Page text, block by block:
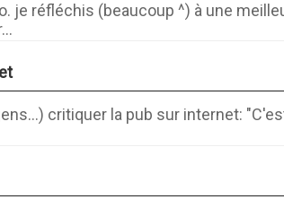
je réfléchis (beaucoup ^) à une
critiquer la pub sur internet: